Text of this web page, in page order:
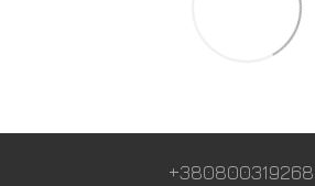
+380800319268